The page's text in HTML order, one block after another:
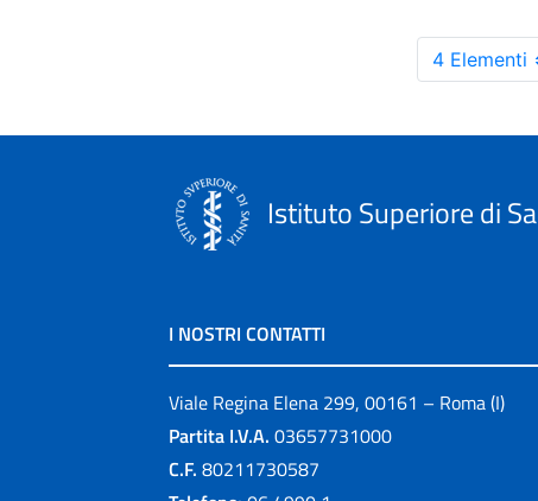
4 Elementi
Istituto Superiore di
I NOSTRI CONTATTI
Viale Regina Elena 299, 00161 – Roma (I)
Partita I.V.A. 03657731000
C.F. 80211730587